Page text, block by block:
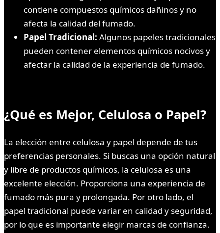
contiene compuestos químicos dañinos y no
afecta la calidad del fumado.
Papel Tradicional: Algunos papeles tradicionales
pueden contener elementos químicos nocivos y
afectar la calidad de la experiencia de fumado.
¿Qué es Mejor, Celulosa o Papel?
La elección entre celulosa y papel depende de tus
preferencias personales. Si buscas una opción natural
y libre de productos químicos, la celulosa es una
excelente elección. Proporciona una experiencia de
fumado más pura y prolongada. Por otro lado, el
papel tradicional puede variar en calidad y seguridad,
por lo que es importante elegir marcas de confianza.